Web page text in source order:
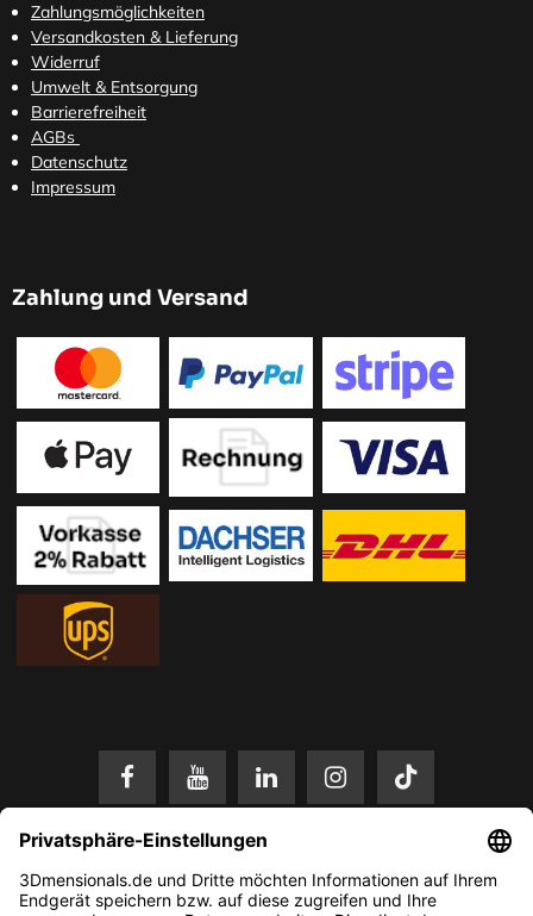
Zahlungsmöglichkeiten
Versandkosten & Lieferung
Widerruf
Umwelt & Entsorgung
Barrierefreiheit
AGBs
Datenschutz
Impressum
Zahlung und Versand
* Alle Preise in EUR inkl. gesetzl. Mehrwertsteuer zzgl. Versandkosten.
Änderungen und Irrtümer vorbehalten. Nur solange der Vorrat reicht.
© 2026 3Dmensionals / PONTIALIS GmbH & Co. KG - All Rights Reserved.​